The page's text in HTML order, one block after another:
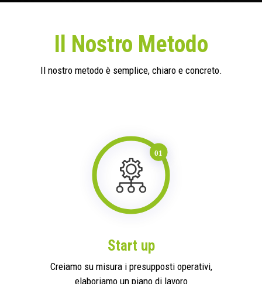
Il Nostro Metodo
Il nostro metodo è semplice, chiaro e concreto.
Start up
Creiamo su misura i presupposti operativi,
elaboriamo un piano di lavoro